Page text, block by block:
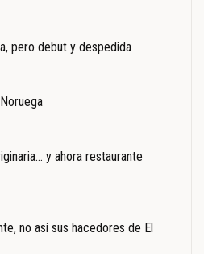
pero debut y despedida
y ahora restaurante
no así sus hacedores de El